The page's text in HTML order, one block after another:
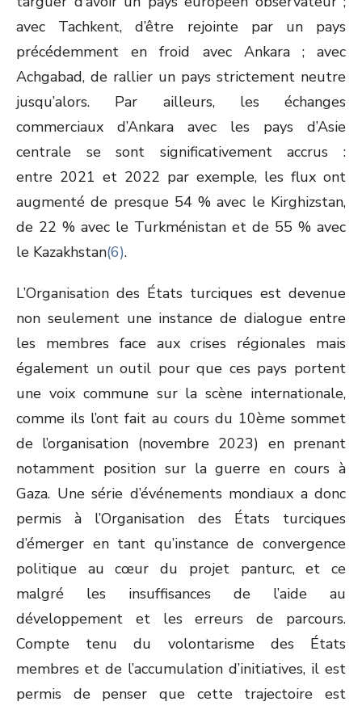
avec Tachkent, d’être rejointe par un pays
précédemment en froid avec Ankara ; avec
Achgabad, de rallier un pays strictement neutre
jusqu’alors. Par ailleurs, les échanges
commerciaux d’Ankara avec les pays d’Asie
centrale se sont significativement accrus :
entre 2021 et 2022 par exemple, les flux ont
augmenté de presque 54 % avec le Kirghizstan,
de 22 % avec le Turkménistan et de 55 % avec
le Kazakhstan(6).
L’Organisation des États turciques est devenue
non seulement une instance de dialogue entre
les membres face aux crises régionales mais
également un outil pour que ces pays portent
une voix commune sur la scène internationale,
comme ils l’ont fait au cours du 10ème sommet
de l’organisation (novembre 2023) en prenant
notamment position sur la guerre en cours à
Gaza. Une série d’événements mondiaux a donc
permis à l’Organisation des États turciques
d’émerger en tant qu’instance de convergence
politique au cœur du projet panturc, et ce
malgré les insuffisances de l’aide au
développement et les erreurs de parcours.
Compte tenu du volontarisme des États
membres et de l’accumulation d’initiatives, il est
permis de penser que cette trajectoire est